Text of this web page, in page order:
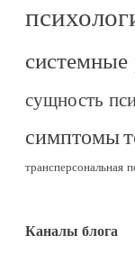
системные
сущность
симптомы
трансперсональная
Каналы блога